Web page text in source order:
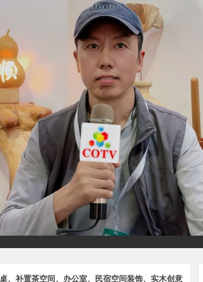
、补置茶空间、办公室、民宿空间装饰、实木创意